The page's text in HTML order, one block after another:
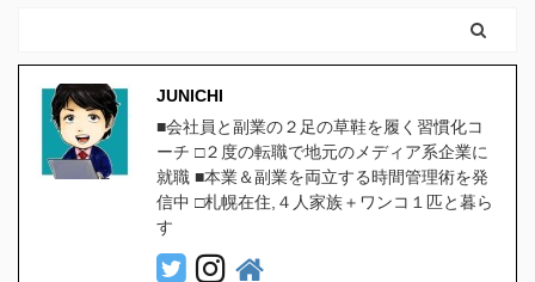
JUNICHI
■会社員と副業の２足の草鞋を履く習慣化コ
ーチ □２度の転職で地元のメディア系企業に
就職 ■本業＆副業を両立する時間管理術を発
信中 □札幌在住,４人家族＋ワンコ１匹と暮ら
す